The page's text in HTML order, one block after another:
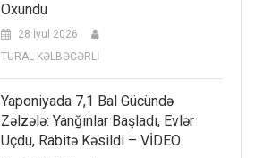
Oxundu
28 İyul 2026
TURAL KƏLBƏCƏRLİ
Yaponiyada 7,1 Bal Gücündə
Zəlzələ: Yanğınlar Başladı, Evlər
Uçdu, Rabitə Kəsildi – VİDEO